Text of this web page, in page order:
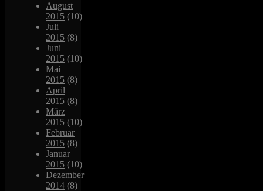
August
2015 (10)
Juli
2015 (8)
Juni
2015 (10)
Mai
2015 (8)
April
2015 (8)
März
2015 (10)
Februar
2015 (8)
Januar
2015 (10)
Dezember
2014 (8)